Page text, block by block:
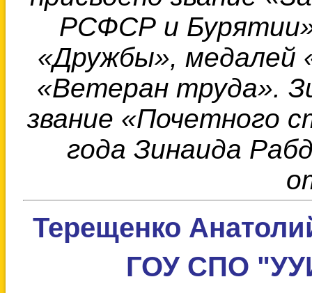
РСФСР и
«Дружбы», медалей
«Ветеран труда».
звание «Почетного
года Зинаида
Терещенко
ГОУ СПО